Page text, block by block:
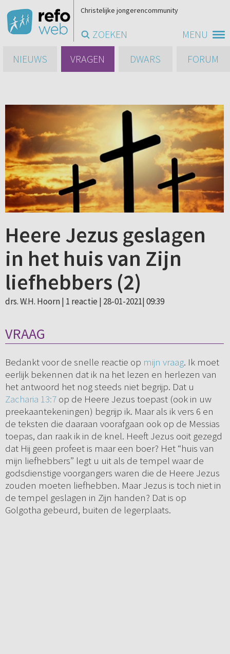
MENU
Christelijke jongerencommunity
ZOEKEN
NIEUWS
VRAGEN DWARS FORUM
Heere Jezus geslagen
in het huis van Zijn
liefhebbers (2)
drs. W.H. Hoorn | 1 reactie | 28-01-2021| 09:39
VRAAG
Bedankt voor de snelle reactie op mijn vraag. Ik moet
eerlijk bekennen dat ik na het lezen en herlezen van
het antwoord het nog steeds niet begrijp. Dat u
Zacharia 13:7op de Heere Jezus toepast (ook in uw
preekaantekeningen) begrijp ik. Maar als ik vers 6 en
de teksten die daaraan voorafgaan ook op de Messias
toepas, dan raak ik in de knel. Heeft Jezus ooit gezegd
dat Hij geen profeet is maar een boer? Het “huis van
mijn liefhebbers” legt u uit als de tempel waar de
godsdienstige voorgangers waren die de Heere Jezus
zouden moeten liefhebben. Maar Jezus is toch niet in
de tempel geslagen in Zijn handen? Dat is op
Golgotha gebeurd, buiten de legerplaats.